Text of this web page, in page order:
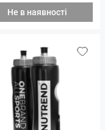
Не в наявності